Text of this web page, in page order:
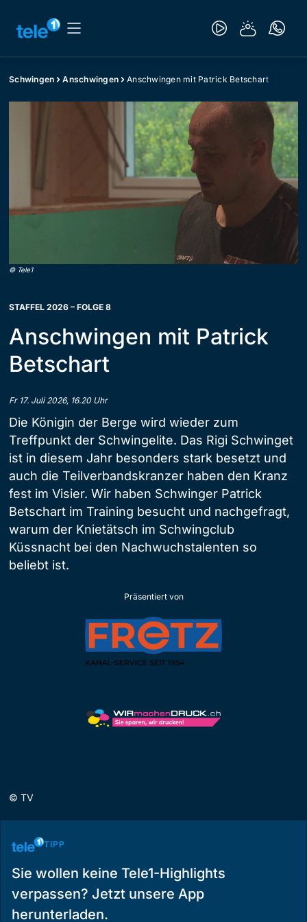
Schwingen Anschwingen Anschwingen mit Patrick Betschart
© Tele1
STAFFEL 2026 – FOLGE 8
Anschwingen mit Patrick
Betschart
Fr 17. Juli 2026, 16.20 Uhr
Die Königin der Berge wird wieder zum
Treffpunkt der Schwingelite. Das Rigi Schwinget
ist in diesem Jahr besonders stark besetzt und
auch die Teilverbandskranzer haben den Kranz
fest im Visier. Wir haben Schwinger Patrick
Betschart im Training besucht und nachgefragt,
warum der Knietätsch im Schwingclub
Küssnacht bei den Nachwuchstalenten so
beliebt ist.
Präsentiert von
© TV
TIPP
Sie wollen keine Tele1-Highlights
verpassen? Jetzt unsere App
herunterladen.